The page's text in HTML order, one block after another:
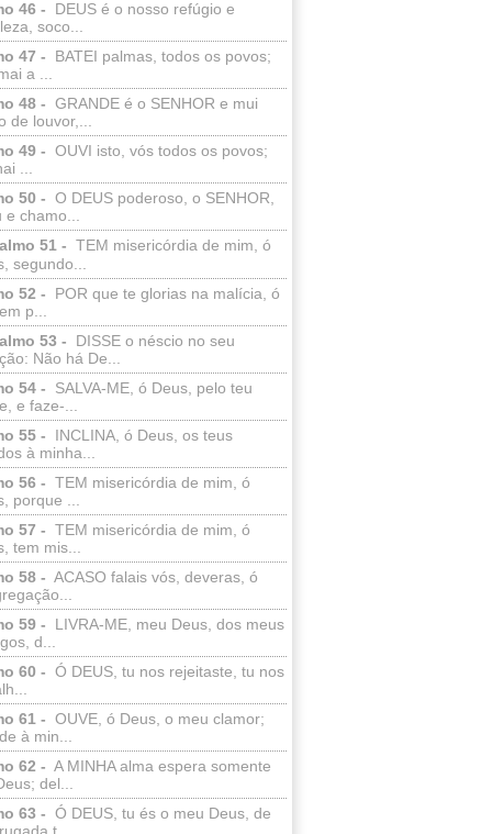
46 -
DEUS é o nosso refúgio e
soco...
47 -
BATEI palmas, todos os povos;
a ...
48 - GRANDE é o SENHOR e mui
de louvor,...
49 - OUVI isto, vós todos os povos;
...
50 - O DEUS poderoso, o SENHOR,
e chamo...
51 - TEM misericórdia de mim, ó
segundo...
52 -
POR que te glorias na malícia, ó
p...
53 -
DISSE o néscio no seu
Não há De...
54 -
SALVA-ME, ó Deus, pelo teu
e faze-...
55 -
INCLINA, ó Deus, os teus
à minha...
56 - TEM misericórdia de mim, ó
porque ...
57 - TEM misericórdia de mim, ó
tem mis...
58 - ACASO falais vós, deveras, ó
59 -
LIVRA-ME, meu Deus, dos meus
d...
60 - Ó DEUS, tu nos rejeitaste, tu nos
61 - OUVE, ó Deus, o meu clamor;
à min...
62 - A MINHA alma espera somente
del...
63 - Ó DEUS, tu és o meu Deus, de